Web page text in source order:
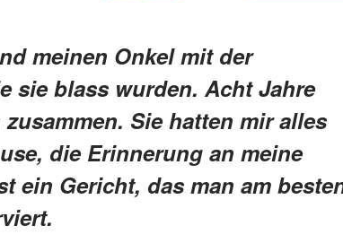
meinen Onkel mit der
sie blass wurden. Acht Jahre
Sie hatten mir alles
die Erinnerung an meine
ein Gericht, das man am